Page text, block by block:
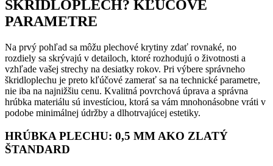
ŠKRIDLOPLECH? KĽÚČOVÉ
PARAMETRE
Na prvý pohľad sa môžu plechové krytiny zdať rovnaké, no
rozdiely sa skrývajú v detailoch, ktoré rozhodujú o životnosti a
vzhľade vašej strechy na desiatky rokov. Pri výbere správneho
škridloplechu je preto kľúčové zamerať sa na technické parametre,
nie iba na najnižšiu cenu. Kvalitná povrchová úprava a správna
hrúbka materiálu sú investíciou, ktorá sa vám mnohonásobne vráti v
podobe minimálnej údržby a dlhotrvajúcej estetiky.
HRÚBKA PLECHU: 0,5 MM AKO ZLATÝ
ŠTANDARD